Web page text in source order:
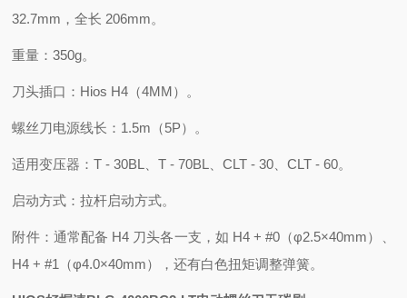
32.7mm，全长 206mm。
重量：350g。
刀头插口：Hios H4（4MM）。
螺丝刀电源线长：1.5m（5P）。
适用变压器：T - 30BL、T - 70BL、CLT - 30、CLT - 60。
启动方式：拉杆启动方式。
附件：通常配备 H4 刀头各一支，如 H4 + #0（φ2.5×40mm）、
H4 + #1（φ4.0×40mm），还有白色扭矩调整弹簧。